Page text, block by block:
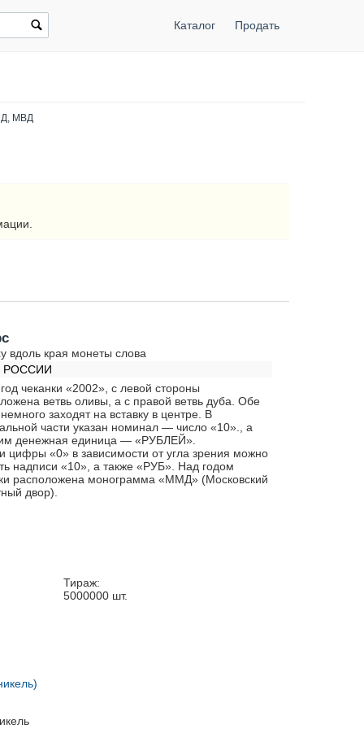
Каталог Продать
МВД
вдоль края монеты слова
РОССИИ
год чеканки «2002», с левой стороны
ветвь оливы, а с правой ветвь дуба. Обе
заходят на вставку в центре. В
части указан номинал — число «10»., а
денежная единица — «РУБЛЕЙ».
цифры «0» в зависимости от угла зрения можно
надписи «10», а также «РУБ». Над годом
расположена монограмма «ММД» (Московский
двор).
Тираж:
5000000 шт.